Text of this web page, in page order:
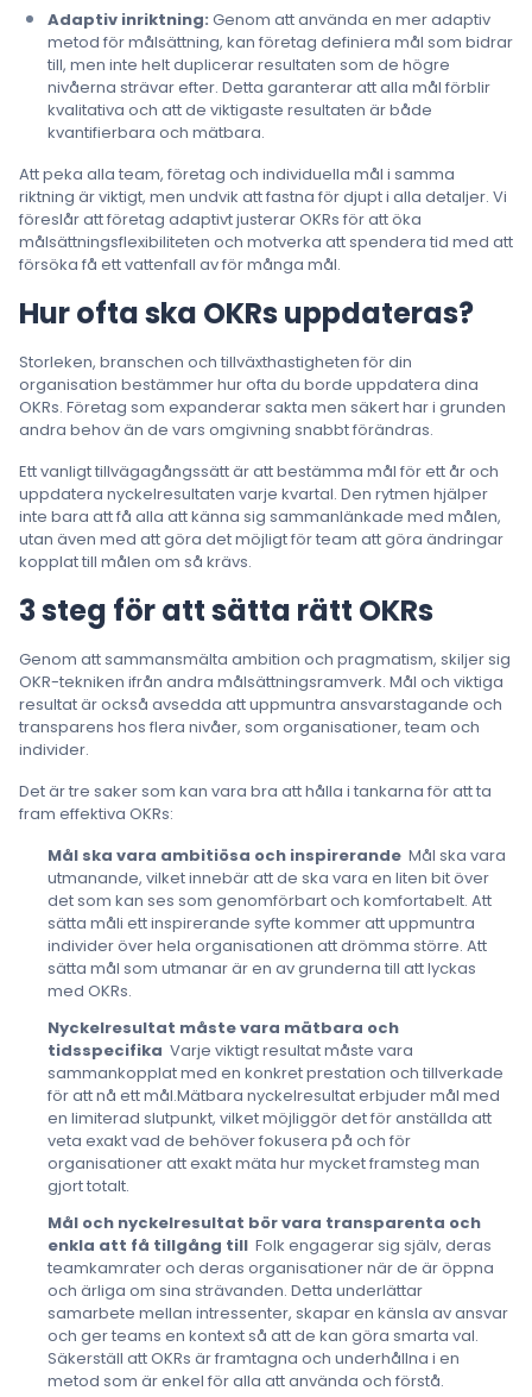
Adaptiv inriktning: Genom att använda en mer adaptiv
metod för målsättning, kan företag definiera mål som bidrar
till, men inte helt duplicerar resultaten som de högre
nivåerna strävar efter. Detta garanterar att alla mål förblir
kvalitativa och att de viktigaste resultaten är både
kvantifierbara och mätbara.
Att peka alla team, företag och individuella mål i samma
riktning är viktigt, men undvik att fastna för djupt i alla detaljer. Vi
föreslår att företag adaptivt justerar OKRs för att öka
målsättningsflexibiliteten och motverka att spendera tid med att
försöka få ett vattenfall av för många mål.
Hur ofta ska OKRs uppdateras?
Storleken, branschen och tillväxthastigheten för din
organisation bestämmer hur ofta du borde uppdatera dina
OKRs. Företag som expanderar sakta men säkert har i grunden
andra behov än de vars omgivning snabbt förändras.
Ett vanligt tillvägagångssätt är att bestämma mål för ett år och
uppdatera nyckelresultaten varje kvartal. Den rytmen hjälper
inte bara att få alla att känna sig sammanlänkade med målen,
utan även med att göra det möjligt för team att göra ändringar
kopplat till målen om så krävs.
3 steg för att sätta rätt OKRs
Genom att sammansmälta ambition och pragmatism, skiljer sig
OKR-tekniken ifrån andra målsättningsramverk. Mål och viktiga
resultat är också avsedda att uppmuntra ansvarstagande och
transparens hos flera nivåer, som organisationer, team och
individer.
Det är tre saker som kan vara bra att hålla i tankarna för att ta
fram effektiva OKRs:
Mål ska vara ambitiösa och inspirerande Mål ska vara
utmanande, vilket innebär att de ska vara en liten bit över
det som kan ses som genomförbart och komfortabelt. Att
sätta måli ett inspirerande syfte kommer att uppmuntra
individer över hela organisationen att drömma större. Att
sätta mål som utmanar är en av grunderna till att lyckas
med OKRs.
Nyckelresultat måste vara mätbara och
tidsspecifika Varje viktigt resultat måste vara
sammankopplat med en konkret prestation och tillverkade
för att nå ett mål.Mätbara nyckelresultat erbjuder mål med
en limiterad slutpunkt, vilket möjliggör det för anställda att
veta exakt vad de behöver fokusera på och för
organisationer att exakt mäta hur mycket framsteg man
gjort totalt.
Mål och nyckelresultat bör vara transparenta och
enkla att få tillgång till Folk engagerar sig själv, deras
teamkamrater och deras organisationer när de är öppna
och ärliga om sina strävanden. Detta underlättar
samarbete mellan intressenter, skapar en känsla av ansvar
och ger teams en kontext så att de kan göra smarta val.
Säkerställ att OKRs är framtagna och underhållna i en
metod som är enkel för alla att använda och förstå.